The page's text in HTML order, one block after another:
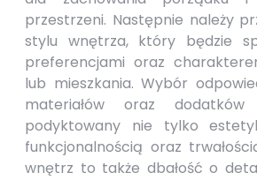
przestrzeni. Następnie należy
stylu wnętrza, który będzie
preferencjami oraz
lub mieszkania. Wybór
materiałów oraz
podyktowany nie tylko
funkcjonalnością oraz
wnętrz to także dbałość o